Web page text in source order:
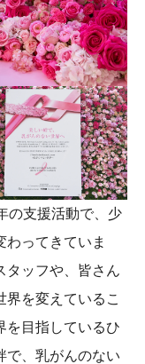
の支援活動で、少
わってきていま
タッフや、皆さん
を変えているこ
を目指しているひ
で、乳がんのない